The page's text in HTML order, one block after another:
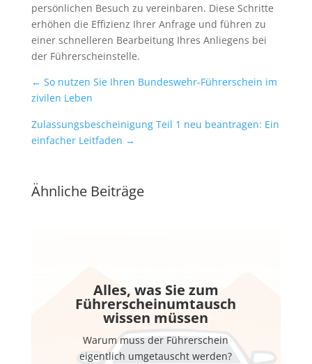
persönlichen Besuch zu vereinbaren. Diese Schritte
erhöhen die Effizienz Ihrer Anfrage und führen zu
einer schnelleren Bearbeitung Ihres Anliegens bei
der Führerscheinstelle.
← So nutzen Sie Ihren Bundeswehr-Führerschein im
zivilen Leben
Zulassungsbescheinigung Teil 1 neu beantragen: Ein
einfacher Leitfaden →
Ähnliche Beiträge
Alles, was Sie zum
Führerscheinumtausch
wissen müssen
Warum muss der Führerschein
eigentlich umgetauscht werden?